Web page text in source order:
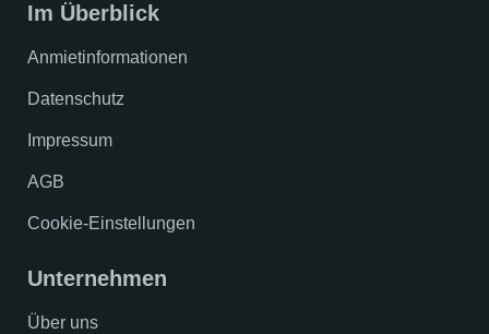
Im Überblick
Anmietinformationen
Datenschutz
Impressum
AGB
Cookie-Einstellungen
Unternehmen
Über uns